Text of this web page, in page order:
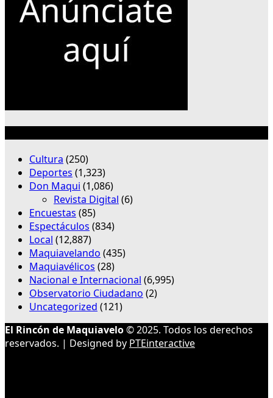
Cultura (250)
Deportes (1,323)
Don Maqui (1,086)
Revista Digital (6)
Encuestas (85)
Espectáculos (834)
Local (12,887)
Maquiavelando (435)
Maquiavélicos (28)
Nacional e Internacional (6,995)
Observatorio Ciudadano (2)
Uncategorized (121)
El Rincón de Maquiavelo© 2025. Todos los derechos
reservados. | Designed by PTEinteractive